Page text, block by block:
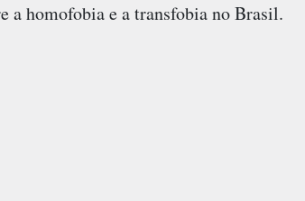
a homofobia e a transfobia no Brasil.